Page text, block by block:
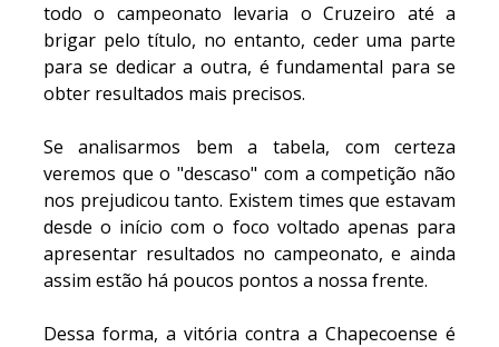
todo o campeonato levaria o Cruzeiro até a
brigar pelo título, no entanto, ceder uma parte
para se dedicar a outra, é fundamental para se
obter resultados mais precisos.
Se analisarmos bem a tabela, com certeza
veremos que o "descaso" com a competição não
nos prejudicou tanto. Existem times que estavam
desde o início com o foco voltado apenas para
apresentar resultados no campeonato, e ainda
assim estão há poucos pontos a nossa frente.
Dessa forma, a vitória contra a Chapecoense é